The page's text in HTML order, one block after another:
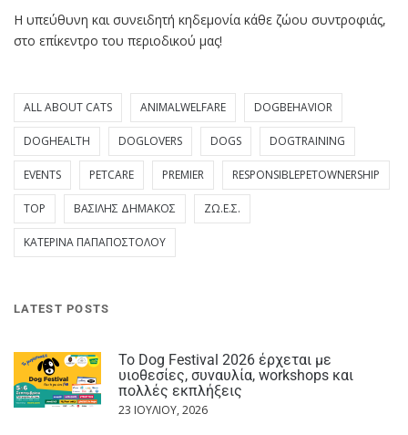
Η υπεύθυνη και συνειδητή κηδεμονία κάθε ζώου συντροφιάς,
στο επίκεντρο του περιοδικού μας!
ALL ABOUT CATS ANIMALWELFARE DOGBEHAVIOR
DOGHEALTH DOGLOVERS DOGS DOGTRAINING
EVENTS PETCARE PREMIER RESPONSIBLEPETOWNERSHIP
TOP ΒΑΣΊΛΗΣ ΔΗΜΆΚΟΣ ΖΩ.Ε.Σ.
ΚΑΤΕΡΊΝΑ ΠΑΠΑΠΟΣΤΌΛΟΥ
LATEST POSTS
Το Dog Festival 2026 έρχεται με
υιοθεσίες, συναυλία, workshops και
πολλές εκπλήξεις
23 ΙΟΥΛΊΟΥ, 2026